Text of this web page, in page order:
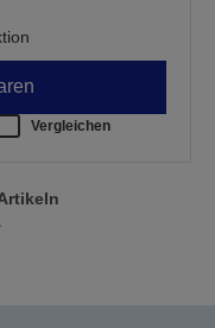
Vergleichen